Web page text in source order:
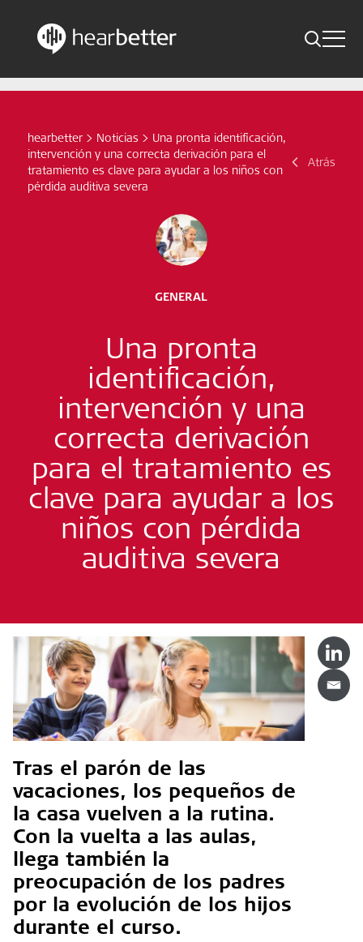
Skip
Toggle
Indicaciones
Noticias
Suscríbete ahora
Spanish – Spain
Síganos
Buscar
hearbetter > Noticias > Una pronta identificación,
intervención y una correcta derivación para el
tratamiento es clave para ayudar a los niños con
pérdida auditiva severa
Atrás
GENERAL
Una pronta
identificación,
intervención y una
correcta derivación
para el tratamiento es
clave para ayudar a los
niños con pérdida
auditiva severa
Tras el parón de las
vacaciones, los pequeños de
la casa vuelven a la rutina.
Con la vuelta a las aulas,
llega también la
preocupación de los padres
por la evolución de los hijos
durante el curso.